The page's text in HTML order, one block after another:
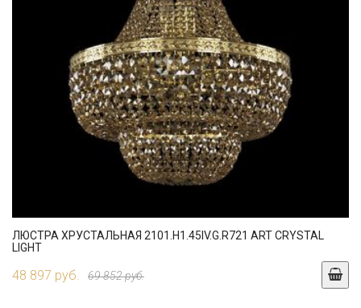
ЛЮСТРА ХРУСТАЛЬНАЯ 2101.H1.45IV.G.R721 ART CRYSTAL
LIGHT
48 897 руб. 69 852 руб.